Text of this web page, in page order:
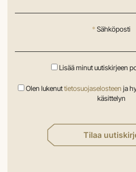
*Sähköposti
Lisää minut uutiskirjeen
Olen lukenuttietosuojaselosteen ja
käsittelyn
Tilaa